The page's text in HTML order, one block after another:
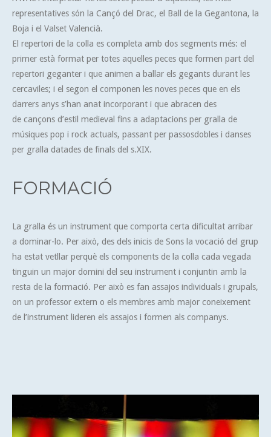
representatives són la Cançó del Drac, el Ball de la Gegantona, la
Boja i el Valset Valencià.
El repertori de la colla es completa amb dos segments més: el
primer està format per totes aquelles peces que formen part del
repertori geganter i que animen a ballar els gegants durant les
cercaviles; i el segon el componen les noves peces que en els
darrers anys s’han anat incorporant i que abracen des
de cançons d’estil medieval fins a adaptacions per gralla de
músiques pop i rock actuals, passant per passosdobles i danses
per gralla datades de finals del s.XIX.
FORMACIÓ
La gralla és un instrument que comporta certa dificultat arribar
a dominar-lo. Per això, des dels inicis de Sons la vocació del grup
ha estat vetllar perquè els components de la colla cada vegada
tinguin un major domini del seu instrument i conjuntin amb la
resta de la formació. Per això es fan assajos individuals i grupals,
on un professor extern o els membres amb major coneixement
de l’instrument lideren els assajos i formen als companys.